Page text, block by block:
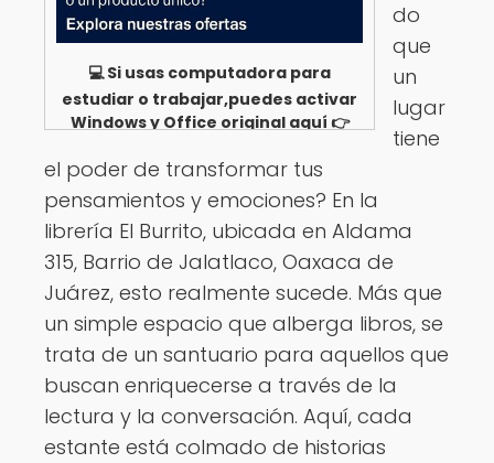
💻 Si usas computadora para
estudiar o trabajar,puedes activar
Windows y Office original aquí 👉
do
que
un
lugar
tiene
el poder de transformar tus
pensamientos y emociones? En la
librería El Burrito, ubicada en Aldama
315, Barrio de Jalatlaco, Oaxaca de
Juárez, esto realmente sucede. Más que
un simple espacio que alberga libros, se
trata de un santuario para aquellos que
buscan enriquecerse a través de la
lectura y la conversación. Aquí, cada
estante está colmado de historias